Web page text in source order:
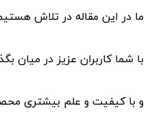
ما در این مقاله در تلاش
با شما کاربران عزیز در
و با کیفیت و علم بیشتری